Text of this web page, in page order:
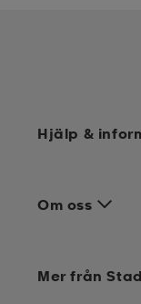
Hjälp &
Om oss
Mer från